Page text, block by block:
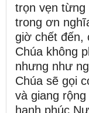
trọn vẹn từng
trong ơn
giờ chết đến,
Chúa không
nhưng như
Chúa sẽ gọi
và giang
hạnh phúc